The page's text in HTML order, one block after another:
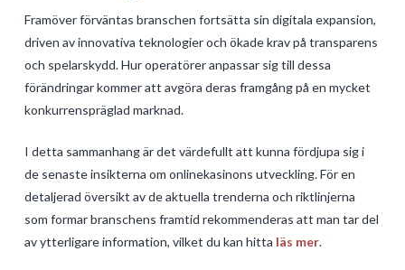
Framöver förväntas branschen fortsätta sin digitala expansion,
driven av innovativa teknologier och ökade krav på transparens
och spelarskydd. Hur operatörer anpassar sig till dessa
förändringar kommer att avgöra deras framgång på en mycket
konkurrenspräglad marknad.
I detta sammanhang är det värdefullt att kunna fördjupa sig i
de senaste insikterna om onlinekasinons utveckling. För en
detaljerad översikt av de aktuella trenderna och riktlinjerna
som formar branschens framtid rekommenderas att man tar del
av ytterligare information, vilket du kan hitta läs mer.